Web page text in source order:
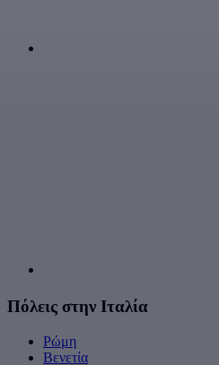
Πόλεις στην Ιταλία
Ρώμη
Βενετία